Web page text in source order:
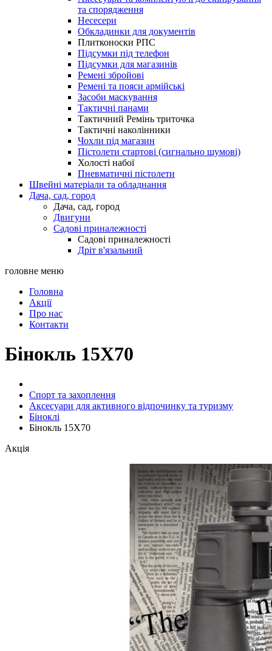
та спорядження
Несесери
Обкладинки для документів
Плитконоски РПС
Підсумки під телефон
Підсумки для магазинів
Ремені збройові
Ремені та пояси армійські
Засоби маскування
Тактичні панами
Тактичний Ремінь триточка
Тактичні наколінники
Чохли під магазин
Пістолети стартові (сигнально шумові)
Холості набої
Пневматичні пістолети
Швейні матеріали та обладнання
Дача, сад, город
Дача, сад, город
Двигуни
Садові приналежності
Садові приналежності
Дріт в'язальний
головне меню
Головна
Акції
Про нас
Контакти
Бінокль 15X70
Спорт та захоплення
Аксесуари для активного відпочинку та туризму
Біноклі
Бінокль 15X70
Акція